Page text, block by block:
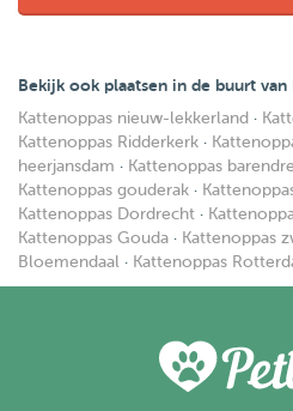
Bekijk ook plaatsen in de buurt
Kattenoppas nieuw-lekkerland ·
Kattenoppas Ridderkerk ·
heerjansdam · Kattenoppas
Kattenoppas gouderak ·
Kattenoppas Dordrecht ·
Kattenoppas Gouda · Kattenoppas
Bloemendaal · Kattenoppas